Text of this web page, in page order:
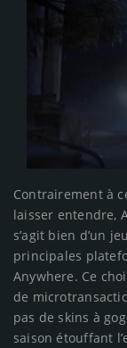
Contrairement à
laisser entendre,
s’agit bien d’un
principales
Anywhere. Ce
de
pas de skins à
saison étouffant